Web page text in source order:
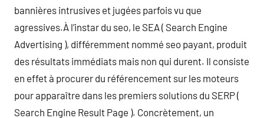
bannières intrusives et jugées parfois vu que
agressives.À l’instar du seo, le SEA ( Search Engine
Advertising ), différemment nommé seo payant, produit
des résultats immédiats mais non qui durent. Il consiste
en effet à procurer du référencement sur les moteurs
pour apparaître dans les premiers solutions du SERP (
Search Engine Result Page ). Concrètement, un